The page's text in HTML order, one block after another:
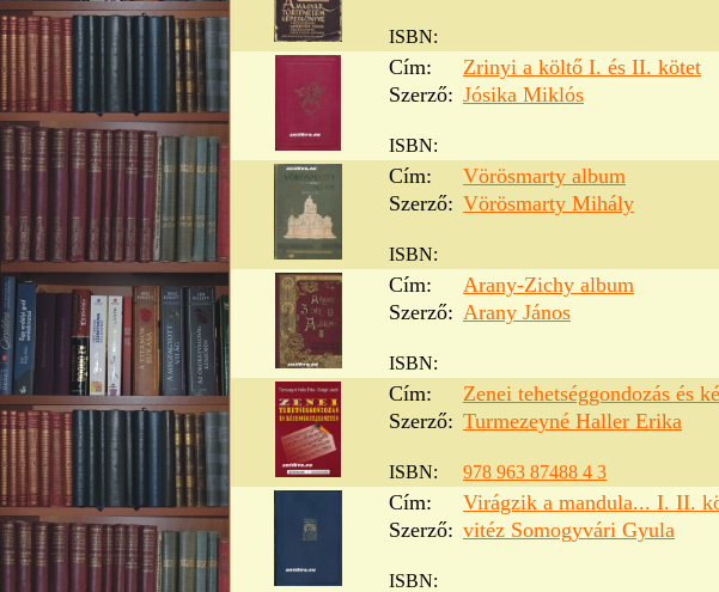
ISBN:
Cím:
Zrinyi a költő I. és II. kötet
Szerző: Jósika Miklós
ISBN:
Cím:
Vörösmarty album
Szerző: Vörösmarty Mihály
ISBN:
Cím:
Arany-Zichy album
Szerző: Arany János
ISBN:
Cím:
Zenei tehetséggondozás és
Szerző: Turmezeyné Haller Erika
ISBN:
978 963 87488 4 3
Cím:
Virágzik a mandula... I. II.
Szerző: vitéz Somogyvári Gyula
ISBN: